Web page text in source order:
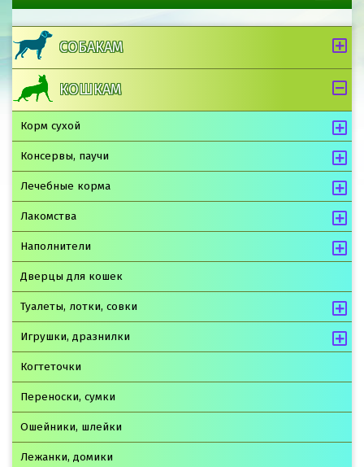
СОБАКАМ
КОШКАМ
Корм сухой
Консервы, паучи
Лечебные корма
Лакомства
Наполнители
Дверцы для кошек
Туалеты, лотки, совки
Игрушки, дразнилки
Когтеточки
Переноски, сумки
Ошейники, шлейки
Лежанки, домики